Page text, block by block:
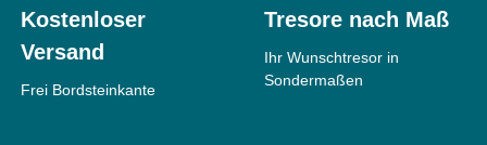
Kostenloser
Versand
Frei Bordsteinkante
Tresore nach Maß
Ihr Wunschtresor in
Sondermaßen